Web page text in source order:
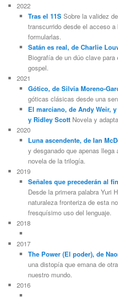
2022
Tras el 11SSobre la validez
transcurrido desde el acceso
formularlas.
Satán es real, de Charlie
Biografía de un dúo clave
gospel.
2021
Gótico, de Silvia Moreno-
góticas clásicas desde una
El marciano, de Andy Weir,
y Ridley ScottNovela y
2020
Luna ascendente, de Ian
y desganado que apenas llega
novela de la trilogía.
2019
Señales que precederán al
Desde la primera palabra Yuri
naturaleza fronteriza de esta
fresquísimo uso del lenguaje.
2018
2017
The Power (El poder), de
una distopía que emana de
nuestro mundo.
2016